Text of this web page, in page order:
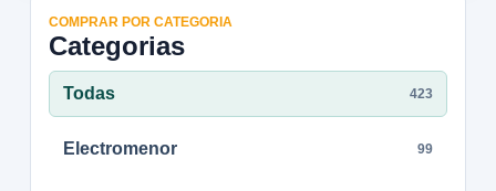
COMPRAR POR CATEGORIA
Categorias
Todas 423
Electromenor 99